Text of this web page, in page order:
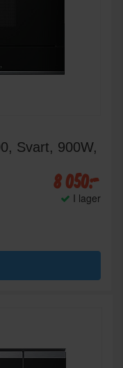
Svart, 900W,
8 050:-
I lager